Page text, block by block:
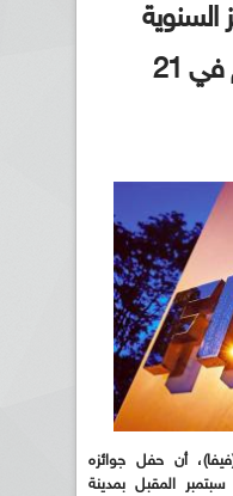
السنوية
للاتحاد الدولي لن يقام في 21
أن حفل جوائزه
الذي كان مقررا في 21 سبتمبر المقبل بمدينة